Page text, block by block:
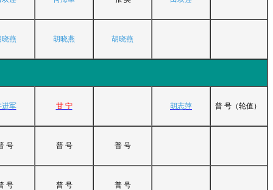
晓燕 胡晓燕 胡晓燕
进军 甘 宁 胡志萍 普 号（轮值）
号 普 号 普 号
号 普 号 普 号